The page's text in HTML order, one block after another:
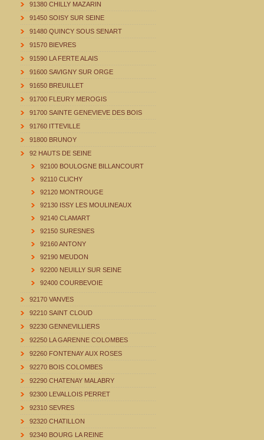
91380 CHILLY MAZARIN
91450 SOISY SUR SEINE
91480 QUINCY SOUS SENART
91570 BIEVRES
91590 LA FERTE ALAIS
91600 SAVIGNY SUR ORGE
91650 BREUILLET
91700 FLEURY MEROGIS
91700 SAINTE GENEVIEVE DES BOIS
91760 ITTEVILLE
91800 BRUNOY
92 HAUTS DE SEINE
92100 BOULOGNE BILLANCOURT
92110 CLICHY
92120 MONTROUGE
92130 ISSY LES MOULINEAUX
92140 CLAMART
92150 SURESNES
92160 ANTONY
92190 MEUDON
92200 NEUILLY SUR SEINE
92400 COURBEVOIE
92170 VANVES
92210 SAINT CLOUD
92230 GENNEVILLIERS
92250 LA GARENNE COLOMBES
92260 FONTENAY AUX ROSES
92270 BOIS COLOMBES
92290 CHATENAY MALABRY
92300 LEVALLOIS PERRET
92310 SEVRES
92320 CHATILLON
92340 BOURG LA REINE